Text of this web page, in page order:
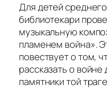
Для детей
библиотекари
музыкальную
пламенем война».
повествует о том,
рассказать о
памятники той